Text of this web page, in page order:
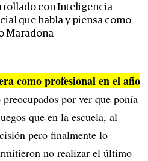
con Inteligencia
que habla y piensa como
Maradona
como profesional en el año
por ver que ponía
que en la escuela, al
pero finalmente lo
no realizar el último